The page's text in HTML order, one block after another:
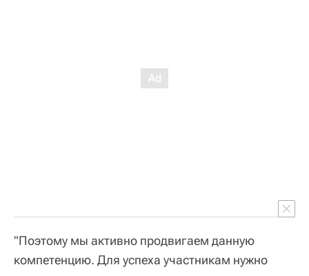
"Поэтому мы активно продвигаем данную
компетенцию. Для успеха участникам нужно